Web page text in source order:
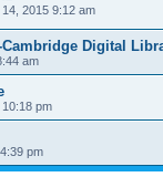
14, 2015 9:12 am
Digital
am
pm
pm